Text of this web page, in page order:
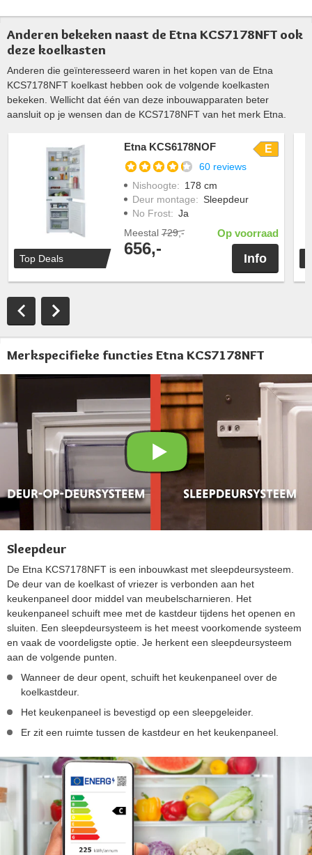
Anderen bekeken naast de Etna KCS7178NFT ook
deze koelkasten
Anderen die geïnteresseerd waren in het kopen van de Etna
KCS7178NFT koelkast hebben ook de volgende koelkasten
bekeken. Wellicht dat één van deze inbouwapparaten beter
aansluit op je wensen dan de KCS7178NFT van het merk Etna.
Top Deals
Etna KCS6178NOF E
60 reviews
Nishoogte: 178 cm
Deur montage: Sleepdeur
No Frost: Ja
Meestal 729,-
656,-
Op voorraad
Info
Merkspecifieke functies Etna KCS7178NFT
Sleepdeur
De Etna KCS7178NFT is een inbouwkast met sleepdeursysteem.
De deur van de koelkast of vriezer is verbonden aan het
keukenpaneel door middel van meubelscharnieren. Het
keukenpaneel schuift mee met de kastdeur tijdens het openen en
sluiten. Een sleepdeursysteem is het meest voorkomende systeem
en vaak de voordeligste optie. Je herkent een sleepdeursysteem
aan de volgende punten.
Wanneer de deur opent, schuift het keukenpaneel over de
koelkastdeur.
Het keukenpaneel is bevestigd op een sleepgeleider.
Er zit een ruimte tussen de kastdeur en het keukenpaneel.